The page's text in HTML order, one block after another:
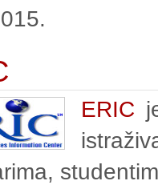
ERIC